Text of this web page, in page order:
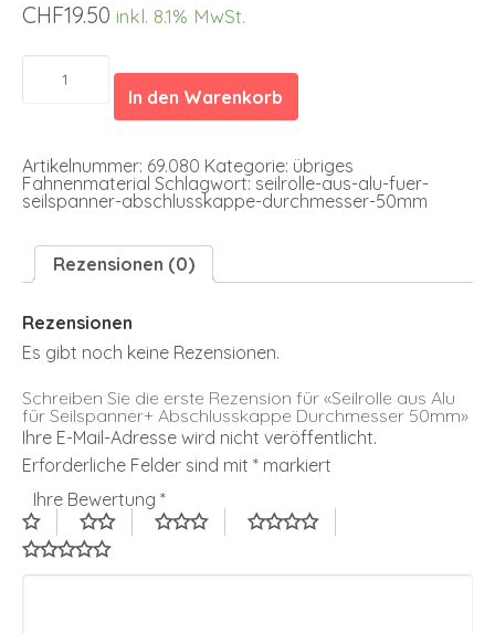
CHF19.50 inkl. 8.1% MwSt.
Seilrolle
Alu
Durchmesser
50mm
Menge
In den Warenkorb
Artikelnummer: 69.080 Kategorie: übriges
Fahnenmaterial Schlagwort: seilrolle-aus-alu-fuer-
seilspanner-abschlusskappe-durchmesser-50mm
Rezensionen (0)
Rezensionen
Es gibt noch keine Rezensionen.
Schreiben Sie die erste Rezension für «Seilrolle aus Alu
für Seilspanner+ Abschlusskappe Durchmesser 50mm»
Ihre E-Mail-Adresse wird nicht veröffentlicht.
Erforderliche Felder sind mit * markiert
Ihre Bewertung *